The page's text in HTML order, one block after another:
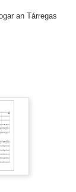
an Tárregas